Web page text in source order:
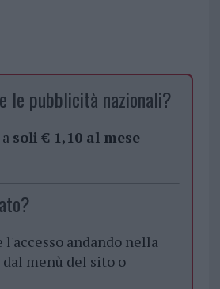
le pubblicità nazionali?
soli € 1,10 al mese
andando nella
dal menù del sito o